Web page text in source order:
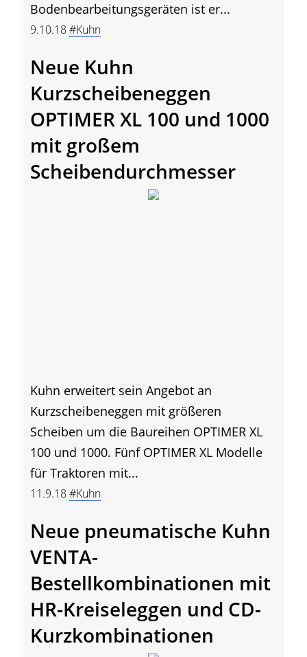
Bodenbearbeitungsgeräten ist er...
9.10.18#Kuhn
Neue Kuhn
Kurzscheibeneggen
OPTIMER XL 100 und 1000
mit großem
Scheibendurchmesser
Kuhn erweitert sein Angebot an
Kurzscheibeneggen mit größeren
Scheiben um die Baureihen OPTIMER XL
100 und 1000. Fünf OPTIMER XL Modelle
für Traktoren mit...
11.9.18#Kuhn
Neue pneumatische Kuhn
VENTA-
Bestellkombinationen mit
HR-Kreiseleggen und CD-
Kurzkombinationen